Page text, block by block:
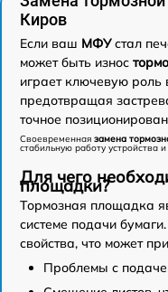
Киров
Если ваш МФУстал
может быть износ
играет ключевую роль
предотвращая
точное
Своевременная замена
стабильную работу устройства
Для чего
площадки?
Тормозная площадка
системе подачи
свойства, что может
Проблемы с